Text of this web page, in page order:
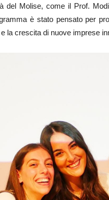
del Molise, come il Prof.
è stato pensato per
la crescita di nuove imprese